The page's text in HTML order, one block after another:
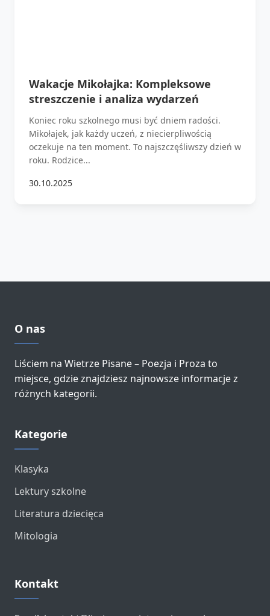
Wakacje Mikołajka: Kompleksowe
streszczenie i analiza wydarzeń
Koniec roku szkolnego musi być dniem radości.
Mikołajek, jak każdy uczeń, z niecierpliwością
oczekuje na ten moment. To najszczęśliwszy dzień w
roku. Rodzice...
30.10.2025
O nas
Liściem na Wietrze Pisane – Poezja i Proza to
miejsce, gdzie znajdziesz najnowsze informacje z
różnych kategorii.
Kategorie
Klasyka
Lektury szkolne
Literatura dziecięca
Mitologia
Kontakt